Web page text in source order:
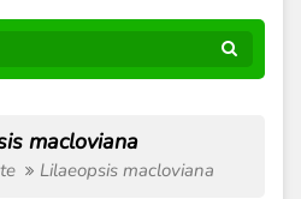
macloviana
Lilaeopsis macloviana